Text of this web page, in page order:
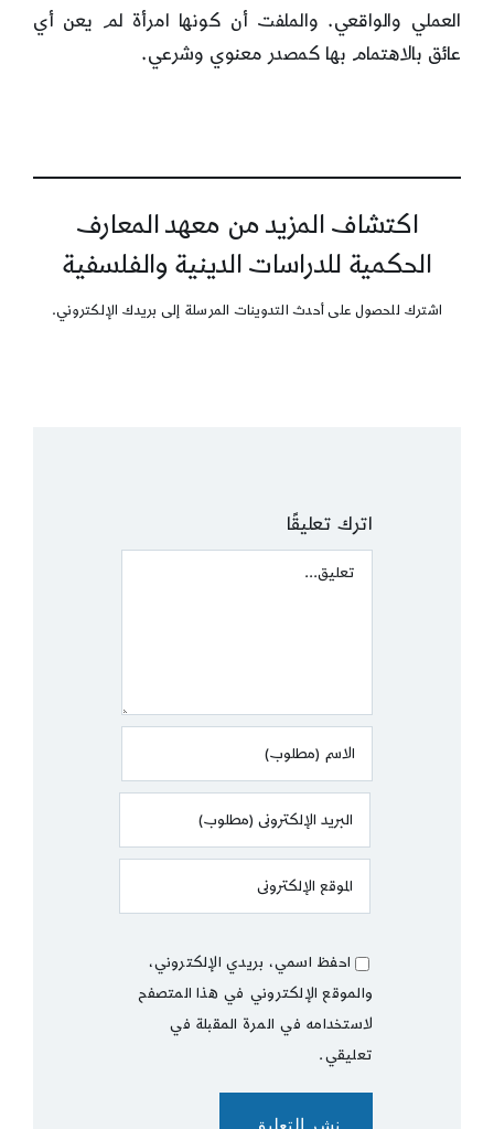
العملي والواقعي. والملفت أن كونها امرأة لم يعن أي
عائق بالاهتمام بها كمصدر معنوي وشرعي.
اكتشاف المزيد من معهد المعارف
الحكمية للدراسات الدينية والفلسفية
اشترك للحصول على أحدث التدوينات المرسلة إلى بريدك الإلكتروني.
اترك تعليقًا
Comment
احفظ اسمي، بريدي الإلكتروني،
والموقع الإلكتروني في هذا المتصفح
لاستخدامه في المرة المقبلة في
تعليقي.